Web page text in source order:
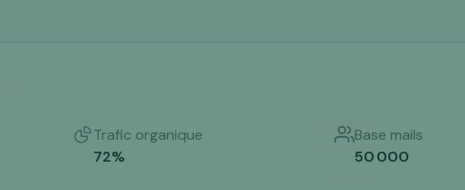
Trafic organique
72%
Base mails
50 000